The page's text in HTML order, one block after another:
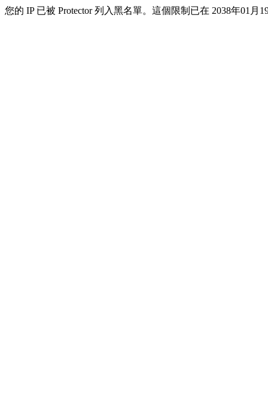
您的 IP 已被 Protector 列入黑名單。這個限制已在 2038年01月